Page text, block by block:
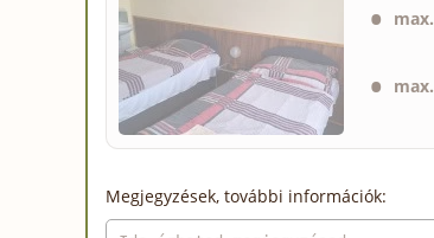
max.
max.
Megjegyzések, további információk: